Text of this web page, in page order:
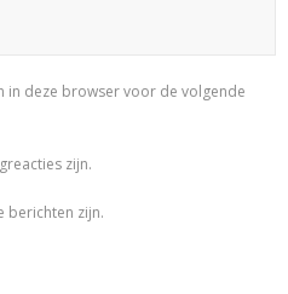
in deze browser voor de volgende
zijn.
berichten zijn.